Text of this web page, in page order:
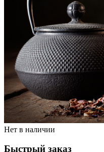
Нет в наличии
Быстрый заказ